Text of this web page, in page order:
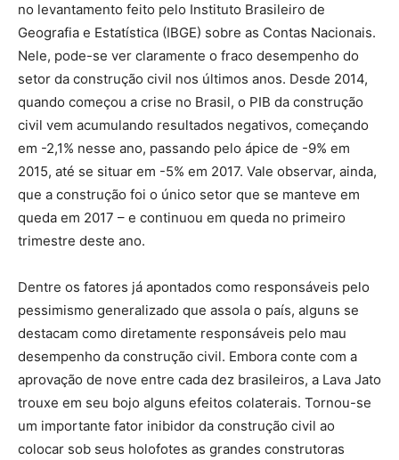
no levantamento feito pelo Instituto Brasileiro de
Geografia e Estatística (IBGE) sobre as Contas Nacionais.
Nele, pode-se ver claramente o fraco desempenho do
setor da construção civil nos últimos anos. Desde 2014,
quando começou a crise no Brasil, o PIB da construção
civil vem acumulando resultados negativos, começando
em -2,1% nesse ano, passando pelo ápice de -9% em
2015, até se situar em -5% em 2017. Vale observar, ainda,
que a construção foi o único setor que se manteve em
queda em 2017 – e continuou em queda no primeiro
trimestre deste ano.
Dentre os fatores já apontados como responsáveis pelo
pessimismo generalizado que assola o país, alguns se
destacam como diretamente responsáveis pelo mau
desempenho da construção civil. Embora conte com a
aprovação de nove entre cada dez brasileiros, a Lava Jato
trouxe em seu bojo alguns efeitos colaterais. Tornou-se
um importante fator inibidor da construção civil ao
colocar sob seus holofotes as grandes construtoras